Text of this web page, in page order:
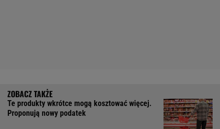
Te produkty wkrótce mogą kosztować więcej.
Proponują nowy podatek